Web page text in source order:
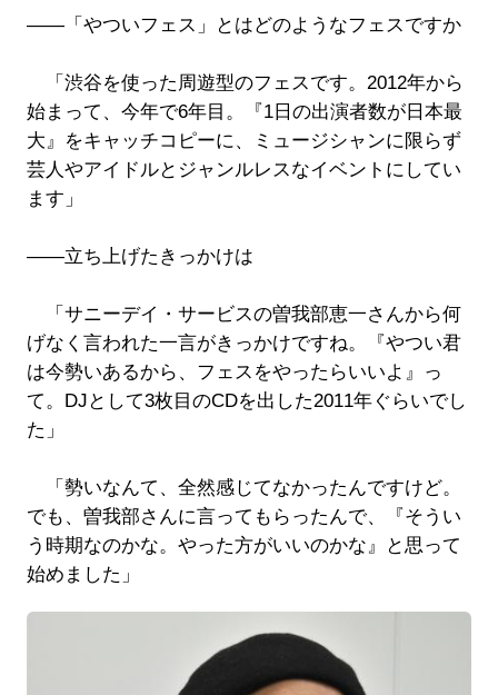
――「やついフェス」とはどのようなフェスですか
「渋谷を使った周遊型のフェスです。2012年から
始まって、今年で6年目。『1日の出演者数が日本最
大』をキャッチコピーに、ミュージシャンに限らず
芸人やアイドルとジャンルレスなイベントにしてい
ます」
――立ち上げたきっかけは
「サニーデイ・サービスの曽我部恵一さんから何
げなく言われた一言がきっかけですね。『やつい君
は今勢いあるから、フェスをやったらいいよ』っ
て。DJとして3枚目のCDを出した2011年ぐらいでし
た」
「勢いなんて、全然感じてなかったんですけど。
でも、曽我部さんに言ってもらったんで、『そうい
う時期なのかな。やった方がいいのかな』と思って
始めました」